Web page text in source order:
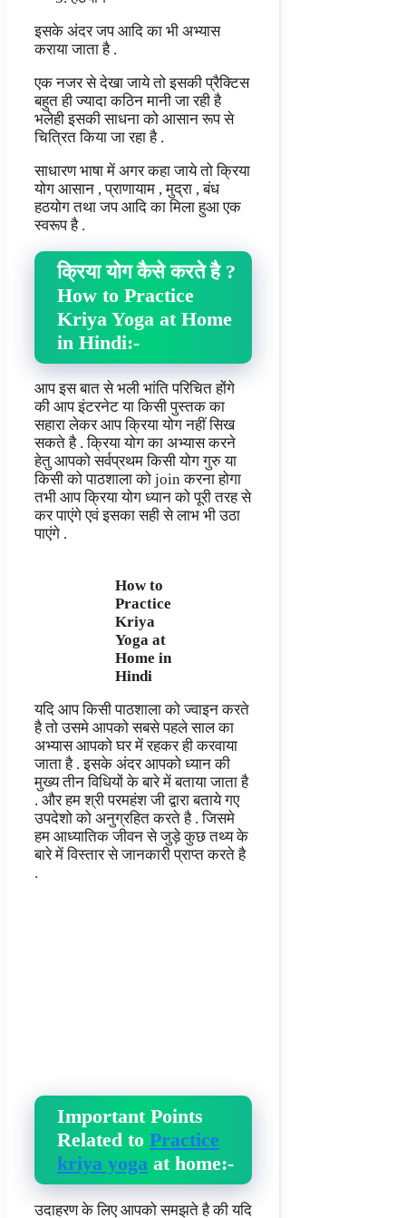
इसके अंदर जप आदि का भी अभ्यास
कराया जाता है .
एक नजर से देखा जाये तो इसकी प्रैक्टिस
बहुत ही ज्यादा कठिन मानी जा रही है
भलेही इसकी साधना को आसान रूप से
चित्रित किया जा रहा है .
साधारण भाषा में अगर कहा जाये तो क्रिया
योग आसान , प्राणायाम , मुद्रा , बंध
हठयोग तथा जप आदि का मिला हुआ एक
स्वरूप है .
क्रिया योग कैसे करते है ?
How to Practice
Kriya Yoga at Home
in Hindi:-
आप इस बात से भली भांति परिचित होंगे
की आप इंटरनेट या किसी पुस्तक का
सहारा लेकर आप क्रिया योग नहीं सिख
सकते है . क्रिया योग का अभ्यास करने
हेतु आपको सर्वप्रथम किसी योग गुरु या
किसी को पाठशाला को join करना होगा
तभी आप क्रिया योग ध्यान को पूरी तरह से
कर पाएंगे एवं इसका सही से लाभ भी उठा
पाएंगे .
How to
Practice
Kriya
Yoga at
Home in
Hindi
यदि आप किसी पाठशाला को ज्वाइन करते
है तो उसमे आपको सबसे पहले साल का
अभ्यास आपको घर में रहकर ही करवाया
जाता है . इसके अंदर आपको ध्यान की
मुख्य तीन विधियों के बारे में बताया जाता है
. और हम श्री परमहंश जी द्वारा बताये गए
उपदेशो को अनुग्रहित करते है . जिसमे
हम आध्यातिक जीवन से जुड़े कुछ तथ्य के
बारे में विस्तार से जानकारी प्राप्त करते है
.
Important Points
Related to Practice
kriya yoga at home:-
उदाहरण के लिए आपको समझते है की यदि